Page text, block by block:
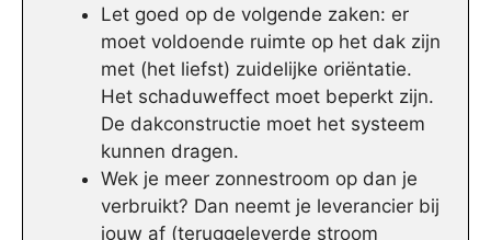
Let goed op de volgende zaken: er
moet voldoende ruimte op het dak zijn
met (het liefst) zuidelijke oriëntatie.
Het schaduweffect moet beperkt zijn.
De dakconstructie moet het systeem
kunnen dragen.
Wek je meer zonnestroom op dan je
verbruikt? Dan neemt je leverancier bij
jouw af (teruggeleverde stroom